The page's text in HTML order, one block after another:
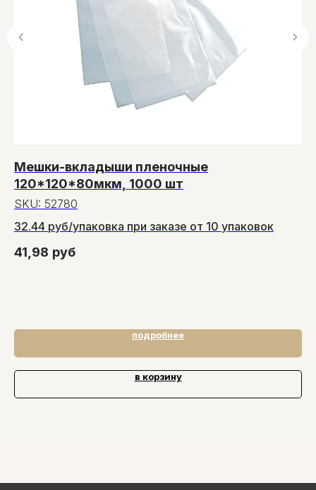
Мешки-вкладыши пленочные
120*120*80мкм, 1000 шт
SKU: 52780
32.44 руб/упаковка при заказе от 10 упаковок
41,98 руб
подробнее
в корзину